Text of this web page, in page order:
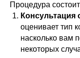
Процедура
Консультация
оценивает тип
насколько вам
некоторых